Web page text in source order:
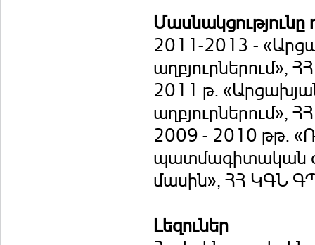
Մասնակցությունը
2011-2013 -
աղբյուրներում»,
2011 թ.
աղբյուրներում»,
2009 - 2010 թթ.
պատմագիտական
մասին», ՀՀ ԿԳՆ
Լեզուներ